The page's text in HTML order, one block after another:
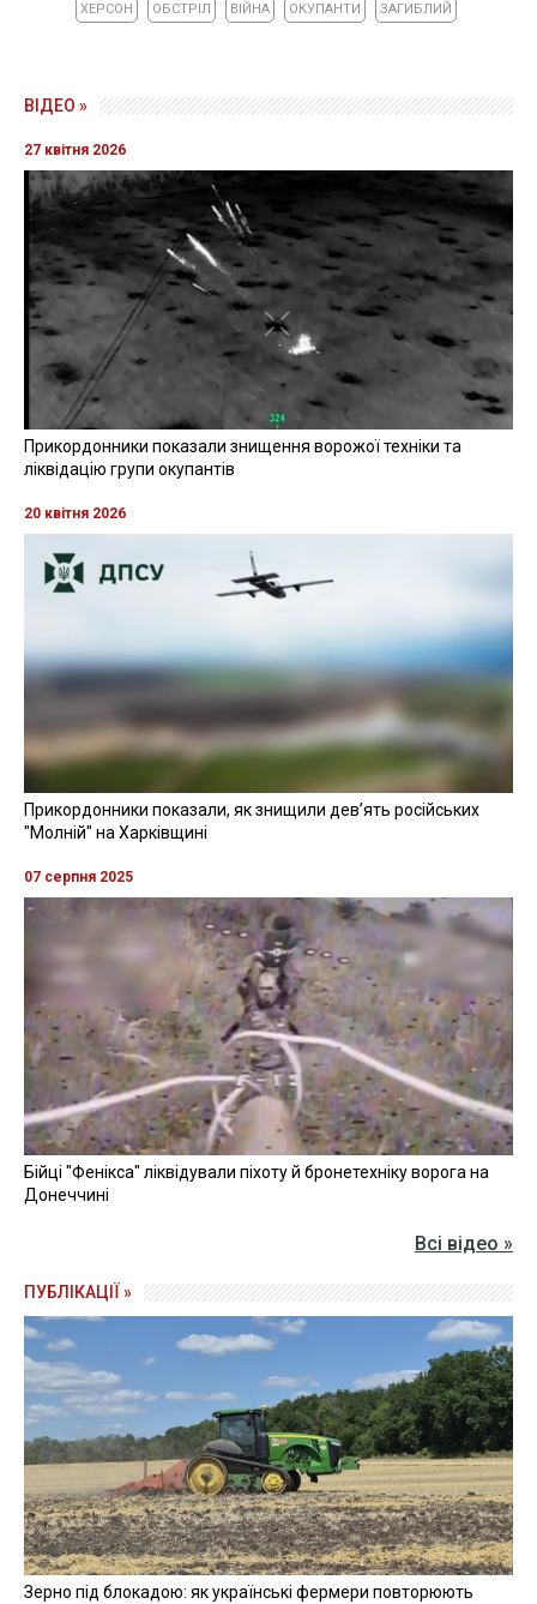
ХЕРСОН ОБСТРІЛ ВІЙНА ОКУПАНТИ ЗАГИБЛИЙ
ВІДЕО »
27 квітня 2026
Прикордонники показали знищення ворожої техніки та
ліквідацію групи окупантів
20 квітня 2026
Прикордонники показали, як знищили девʼять російських
"Молній" на Харківщині
07 серпня 2025
Бійці "Фенікса" ліквідували піхоту й бронетехніку ворога на
Донеччині
Всі відео »
ПУБЛІКАЦІЇ »
Зерно під блокадою: як українські фермери повторюють